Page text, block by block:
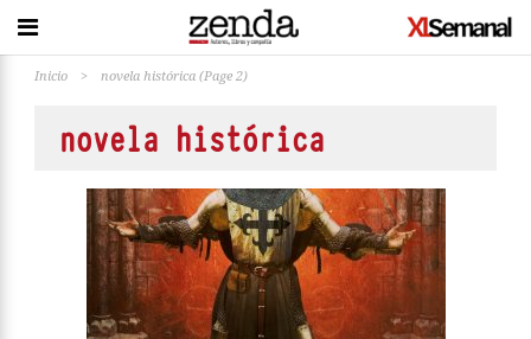
Inicio > novela histórica (Page 2)
novela histórica